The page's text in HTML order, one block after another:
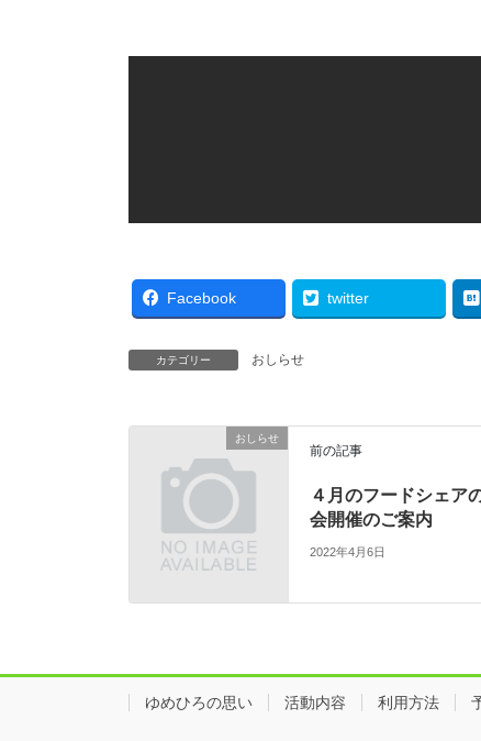
Facebook twitter
カテゴリー おしらせ
おしらせ
前の記事
４月のフードシェア
会開催のご案内
2022年4月6日
ゆめひろの思い 活動内容 利用方法